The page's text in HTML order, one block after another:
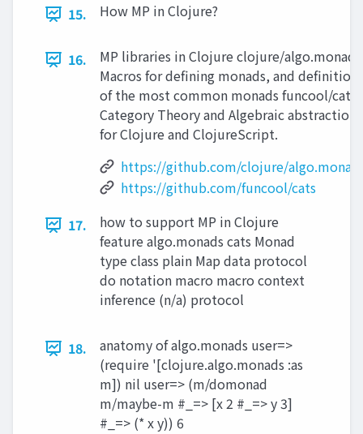
15. How MP in Clojure?
16.
MP libraries in Clojure clojure/algo.monads
Macros for defining monads, and definition
of the most common monads funcool/cats
Category Theory and Algebraic abstractions
for Clojure and ClojureScript.
https://github.com/clojure/
https://github.com/funcool/cats
17.
how to support MP in Clojure
feature algo.monads cats Monad
type class plain Map data protocol
do notation macro macro context
inference (n/a) protocol
18.
anatomy of algo.monads user=>
(require '[clojure.algo.monads :as
m]) nil user=> (m/domonad
m/maybe-m #_=> [x 2 #_=> y 3]
#_=> (* x y)) 6